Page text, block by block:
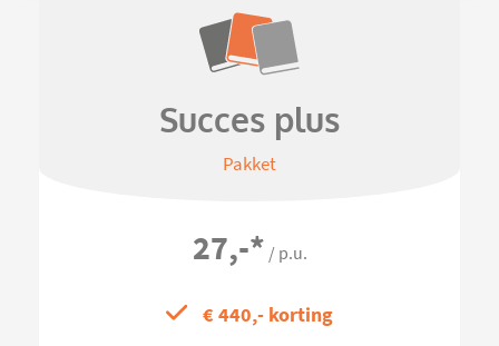
Succes plus
Pakket
27,-* / p.u.
€ 440,- korting